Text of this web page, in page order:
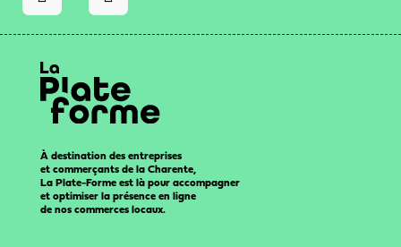
À destination des entreprises
et commerçants de la Charente,
La Plate-Forme est là pour accompagner
et optimiser la présence en ligne
de nos commerces locaux.